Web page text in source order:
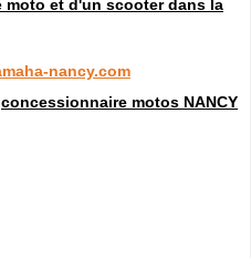
moto et d'un scooter dans la
nancy.com
concessionnaire motos NANCY